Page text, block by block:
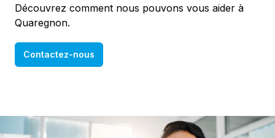
Découvrez comment nous pouvons vous aider à
Quaregnon.
Contactez-nous